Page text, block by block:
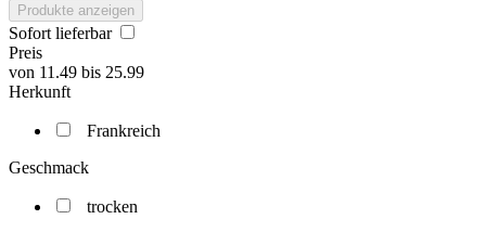
Produkte anzeigen
Sofort lieferbar
Preis
von 11.49 bis 25.99
Herkunft
Frankreich
Geschmack
trocken